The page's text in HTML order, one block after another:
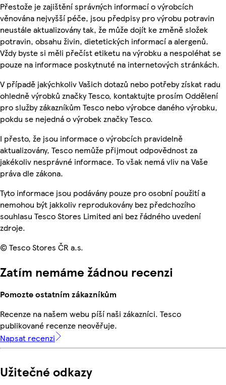
Přestože je zajištění správných informací o výrobcích
věnována nejvyšší péče, jsou předpisy pro výrobu potravin
neustále aktualizovány tak, že může dojít ke změně složek
potravin, obsahu živin, dietetických informací a alergenů.
Vždy byste si měli přečíst etiketu na výrobku a nespoléhat se
pouze na informace poskytnuté na internetových stránkách.
V případě jakýchkoliv Vašich dotazů nebo potřeby získat radu
ohledně výrobků značky Tesco, kontaktujte prosím Oddělení
pro služby zákazníkům Tesco nebo výrobce daného výrobku,
pokdu se nejedná o výrobek značky Tesco.
I přesto, že jsou informace o výrobcích pravidelně
aktualizovány, Tesco nemůže přijmout odpovědnost za
jakékoliv nesprávné informace. To však nemá vliv na Vaše
práva dle zákona.
Tyto informace jsou podávány pouze pro osobní použití a
nemohou být jakkoliv reprodukovány bez předchozího
souhlasu Tesco Stores Limited ani bez řádného uvedení
zdroje.
© Tesco Stores ČR a.s.
Zatím nemáme žádnou recenzi
Pomozte ostatním zákazníkům
Recenze na našem webu píší naši zákazníci. Tesco
publikované recenze neověřuje.
Napsat recenzi
Užitečné odkazy